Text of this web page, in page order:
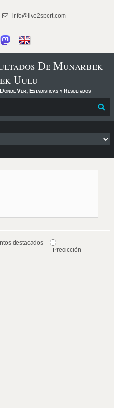
info@live2sport.com
De Munarbek
Uulu
Ver, Estadísticas y Resultados
destacados
Predicción